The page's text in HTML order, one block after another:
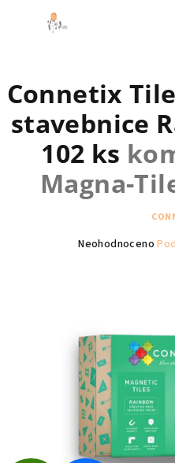
Connetix
stavebnice
102 ks
Magna-
Průměrné
5
hvězdiček.
Neohodnoceno